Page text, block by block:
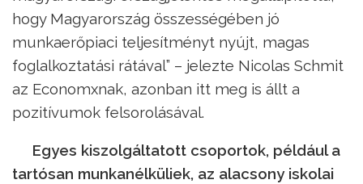
hogy Magyarország összességében jó
munkaerőpiaci teljesítményt nyújt, magas
foglalkoztatási rátával” – jelezte Nicolas Schmit
az Economxnak, azonban itt meg is állt a
pozitívumok felsorolásával.
Egyes kiszolgáltatott csoportok, például a
tartósan munkanélküliek, az alacsony iskolai